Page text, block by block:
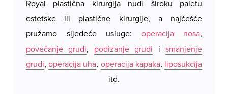
hrskavicu i fiksira je u željeni položaj.
Period oporavka je brz, a pacijenti se obično
vraćaju svakodnevnim aktivnostima u roku od
nekoliko dana. Postoperativni rezultati su trajni i
vidljivi odmah nakon skidanja zavoja, dok ožiljci
Royal plastična kirurgija nudi široku paletu
estetske ili plastične kirurgije, a najčešće
pružamo sljedeće usluge: operacija nosa,
povećanje grudi, podizanje grudi ismanjenje
grudi,operacija uha, operacija kapaka, liposukcija
itd.